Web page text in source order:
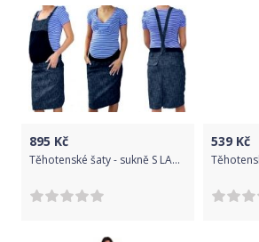
895 Kč
Těhotenské šaty - sukně S LACLEM modrý melír velikost S
539 Kč